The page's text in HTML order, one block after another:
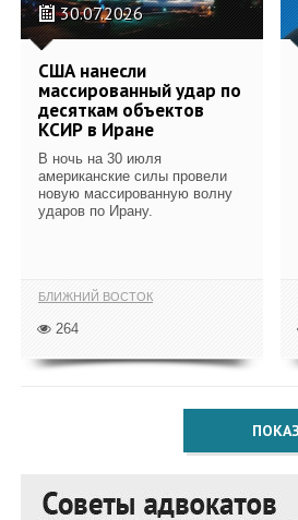
30.07.2026
США нанесли
массированный удар по
десяткам объектов
КСИР в Иране
В ночь на 30 июля
американские силы провели
новую массированную волну
ударов по Ирану.
БЛИЖНИЙ ВОСТОК
264